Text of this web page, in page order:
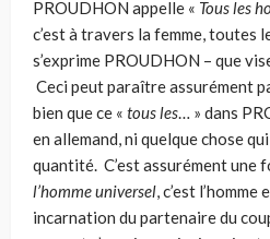
PROUDHON appelle « Tous les
c’est à travers la femme, toutes
s’exprime PROUDHON – que
Ceci peut paraître assurément
bien que ce « tous les… » dans
en allemand, ni quelque chose
quantité. C’est assurément une
l’hom­me universel, c’est l’homme
incarnation du partenaire du